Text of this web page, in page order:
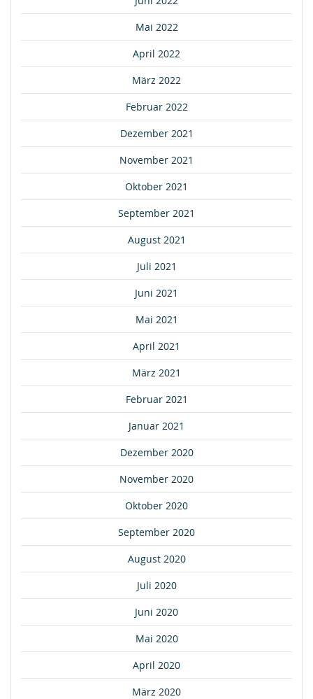
Mai 2022
April 2022
März 2022
Februar 2022
Dezember 2021
November 2021
Oktober 2021
September 2021
August 2021
Juli 2021
Juni 2021
Mai 2021
April 2021
März 2021
Februar 2021
Januar 2021
Dezember 2020
November 2020
Oktober 2020
September 2020
August 2020
Juli 2020
Juni 2020
Mai 2020
April 2020
März 2020